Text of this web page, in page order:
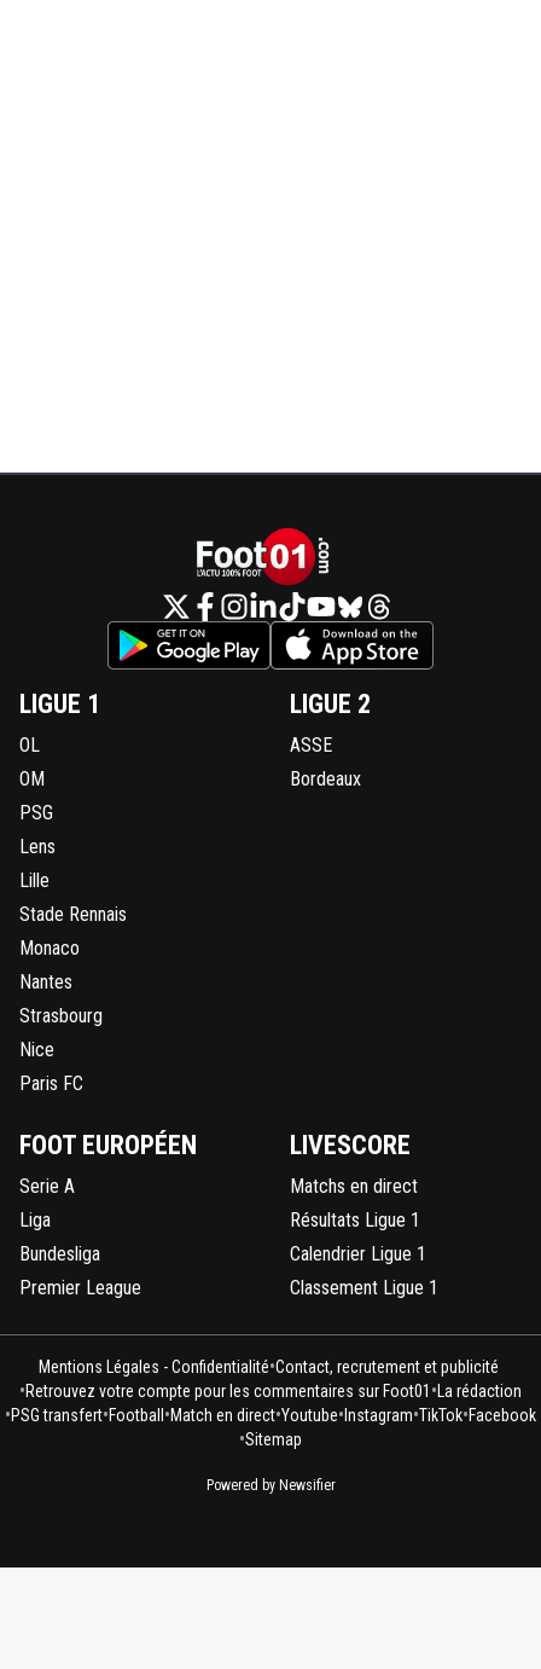
LIGUE 1
OL
OM
PSG
Lens
Lille
Stade Rennais
Monaco
Nantes
Strasbourg
Nice
Paris FC
LIGUE 2
ASSE
Bordeaux
FOOT EUROPÉEN
Serie A
Liga
Bundesliga
Premier League
LIVESCORE
Matchs en direct
Résultats Ligue 1
Calendrier Ligue 1
Classement Ligue 1
Mentions Légales - Confidentialité•Contact, recrutement et publicité
•Retrouvez votre compte pour les commentaires sur Foot01 •La rédaction
•PSG transfert•Football •Match en direct•Youtube• Instagram•TikTok•Facebook
•Sitemap
Powered by Newsifier